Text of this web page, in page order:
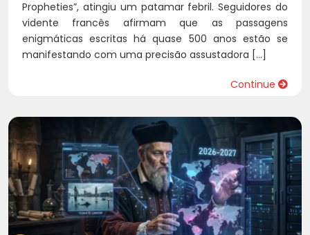
Propheties”, atingiu um patamar febril. Seguidores do
vidente francês afirmam que as passagens
enigmáticas escritas há quase 500 anos estão se
manifestando com uma precisão assustadora […]
Continue